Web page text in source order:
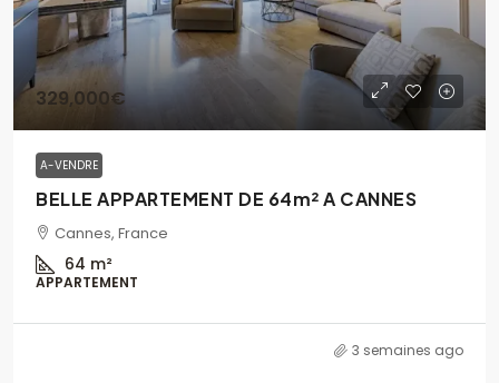
329,000€
A-VENDRE
BELLE APPARTEMENT DE 64m² A CANNES
Cannes, France
64 m²
APPARTEMENT
3 semaines ago